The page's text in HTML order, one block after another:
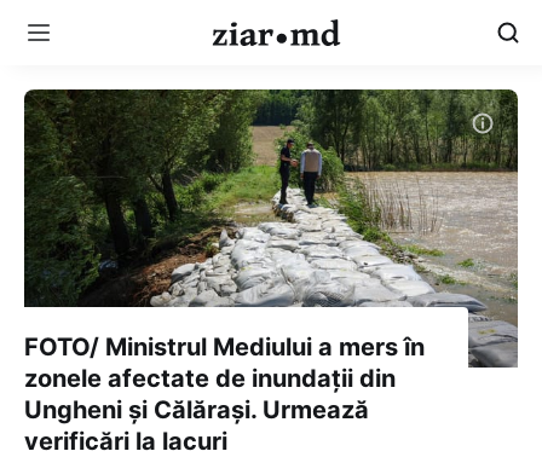
FOTO/ Ministrul Mediului a mers în
zonele afectate de inundații din
Ungheni și Călărași. Urmează
verificări la lacuri